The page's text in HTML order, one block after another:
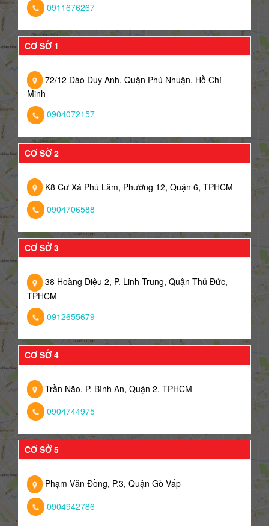
0911676267
CƠ SỞ 1
72/12 Đào Duy Anh, Quận Phú Nhuận, Hồ Chí
Minh
0904072157
CƠ SỞ 2
K8 Cư Xá Phú Lâm, Phường 12, Quận 6, TPHCM
0904706588
CƠ SỞ 3
38 Hoàng Diệu 2, P. Linh Trung, Quận Thủ Đức,
TPHCM
0912655679
CƠ SỞ 4
Trần Não, P. Bình An, Quận 2, TPHCM
0904744975
CƠ SỞ 5
Phạm Văn Đồng, P.3, Quận Gò Vấp
0904942786